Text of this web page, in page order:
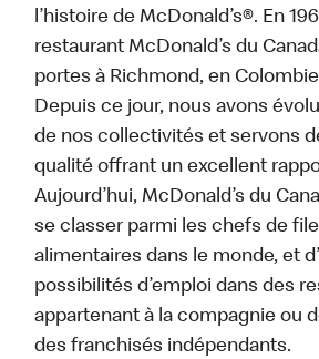
l’histoire de McDonald’s®. En
restaurant McDonald’s du
portes à Richmond, en
Depuis ce jour, nous avons
de nos collectivités et servons
qualité offrant un excellent
Aujourd’hui, McDonald’s du
se classer parmi les chefs de
alimentaires dans le monde, et
possibilités d’emploi dans des
appartenant à la compagnie ou
des franchisés indépendants.